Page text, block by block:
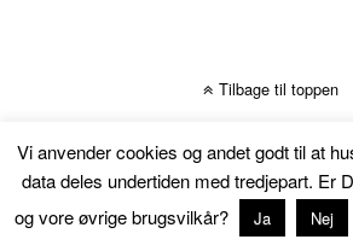
Vi anvender cookies og andet godt til at
data deles undertiden med tredjepart. Er
og vore øvrige brugsvilkår?
Ja Nej
Tilbage til toppen